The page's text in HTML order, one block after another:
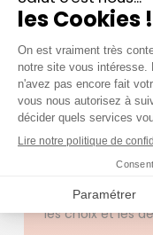
Faire appel à
limite pas
activités
se nourrir, etc.
relation étroite
la personne qui a
implique de
d’assurer une
sujets d’intérêt
pour les sorties
les choix et les